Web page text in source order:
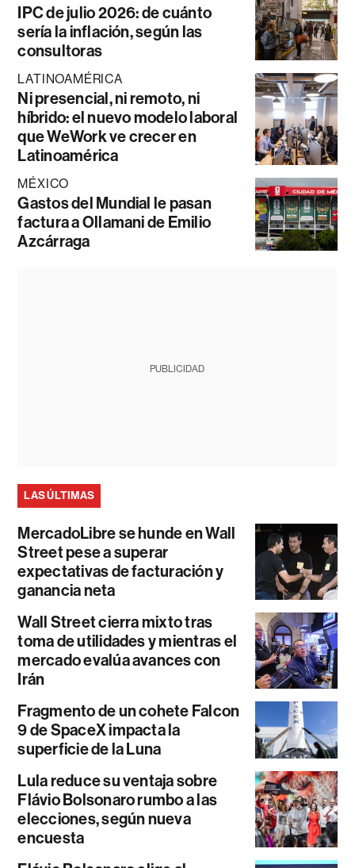
IPC de julio 2026: de cuánto
sería la inflación, según las
consultoras
LATINOAMÉRICA
Ni presencial, ni remoto, ni
híbrido: el nuevo modelo laboral
que WeWork ve crecer en
Latinoamérica
MÉXICO
Gastos del Mundial le pasan
factura a Ollamani de Emilio
Azcárraga
PUBLICIDAD
LAS ÚLTIMAS
MercadoLibre se hunde en Wall
Street pese a superar
expectativas de facturación y
ganancia neta
Wall Street cierra mixto tras
toma de utilidades y mientras el
mercado evalúa avances con
Irán
Fragmento de un cohete Falcon
9 de SpaceX impacta la
superficie de la Luna
Lula reduce su ventaja sobre
Flávio Bolsonaro rumbo a las
elecciones, según nueva
encuesta